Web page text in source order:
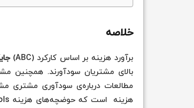
خلاصه
برآورد هزینه بر اساس کارکرد (ABC)
بالای مشتریان سودآورند. همچنین